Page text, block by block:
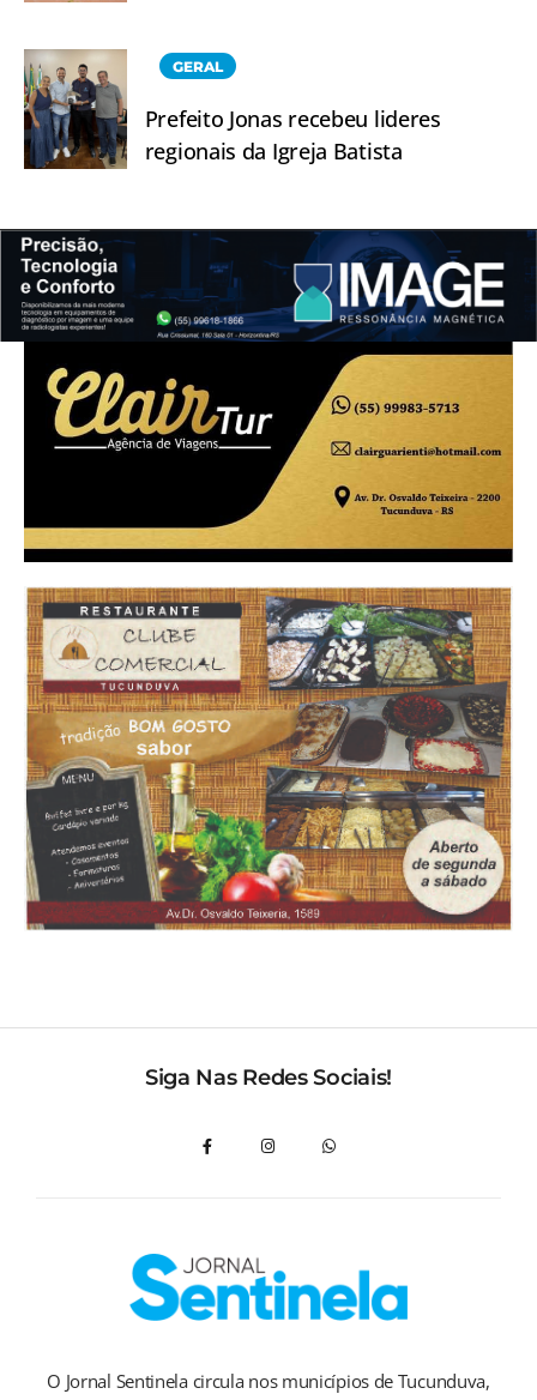
GERAL
Prefeito Jonas recebeu lideres
regionais da Igreja Batista
Siga Nas Redes Sociais!
O Jornal Sentinela circula nos municípios de Tucunduva,